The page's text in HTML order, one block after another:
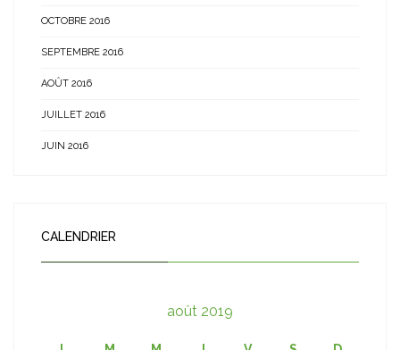
OCTOBRE 2016
SEPTEMBRE 2016
AOÛT 2016
JUILLET 2016
JUIN 2016
CALENDRIER
août 2019